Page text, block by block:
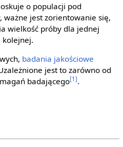
o populacji pod
, ważne jest zorientowanie się,
wielkość próby dla jednej
kolejnej.
badania jakościowe
jest to zarówno od
badającego[1].